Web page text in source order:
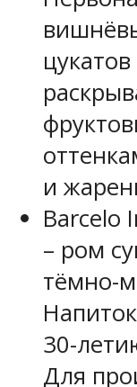
и
Barcelo
– ром
тёмно-
30-
Для